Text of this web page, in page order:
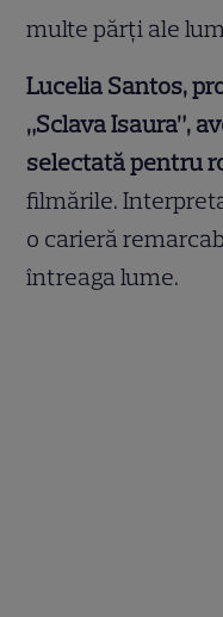
multe părți ale
Lucelia Santos,
„Sclava Isaura”,
selectată pentru
filmările.
o carieră
întreaga lume.